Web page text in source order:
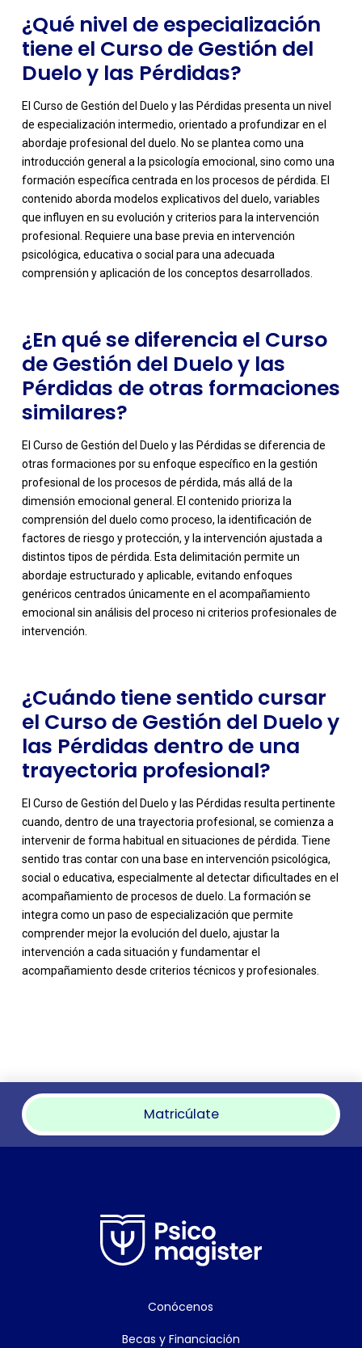
¿Qué nivel de especialización
tiene el Curso de Gestión del
Duelo y las Pérdidas?
El Curso de Gestión del Duelo y las Pérdidas presenta un nivel
de especialización intermedio, orientado a profundizar en el
abordaje profesional del duelo. No se plantea como una
introducción general a la psicología emocional, sino como una
formación específica centrada en los procesos de pérdida. El
contenido aborda modelos explicativos del duelo, variables
que influyen en su evolución y criterios para la intervención
profesional. Requiere una base previa en intervención
psicológica, educativa o social para una adecuada
comprensión y aplicación de los conceptos desarrollados.
-
¿En qué se diferencia el Curso
de Gestión del Duelo y las
Pérdidas de otras formaciones
similares?
El Curso de Gestión del Duelo y las Pérdidas se diferencia de
otras formaciones por su enfoque específico en la gestión
profesional de los procesos de pérdida, más allá de la
dimensión emocional general. El contenido prioriza la
comprensión del duelo como proceso, la identificación de
factores de riesgo y protección, y la intervención ajustada a
distintos tipos de pérdida. Esta delimitación permite un
abordaje estructurado y aplicable, evitando enfoques
genéricos centrados únicamente en el acompañamiento
emocional sin análisis del proceso ni criterios profesionales de
intervención.
-
¿Cuándo tiene sentido cursar
el Curso de Gestión del Duelo y
las Pérdidas dentro de una
trayectoria profesional?
El Curso de Gestión del Duelo y las Pérdidas resulta pertinente
cuando, dentro de una trayectoria profesional, se comienza a
intervenir de forma habitual en situaciones de pérdida. Tiene
sentido tras contar con una base en intervención psicológica,
social o educativa, especialmente al detectar dificultades en el
acompañamiento de procesos de duelo. La formación se
integra como un paso de especialización que permite
comprender mejor la evolución del duelo, ajustar la
intervención a cada situación y fundamentar el
acompañamiento desde criterios técnicos y profesionales.
Matricúlate
Conócenos
Becas y Financiación